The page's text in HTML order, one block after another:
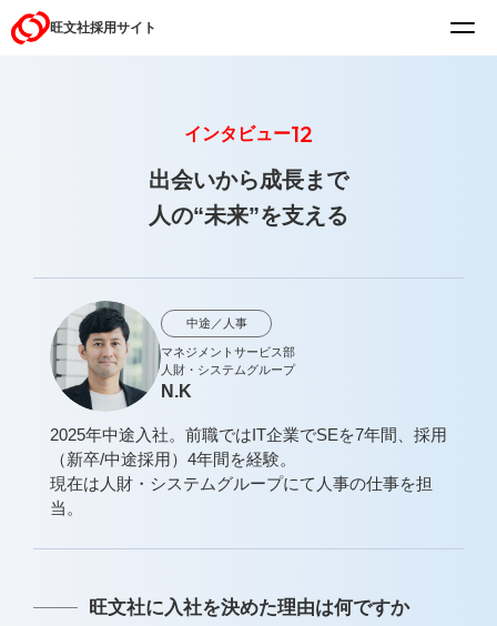
旺文社採用サイト
インタビュー12
出会いから成長まで
人の“未来”を支える
中途／人事
マネジメントサービス部
人財・システムグループ
N.K
2025年中途入社。前職ではIT企業でSEを7年間、採用
（新卒/中途採用）4年間を経験。
現在は人財・システムグループにて人事の仕事を担
当。
旺文社に入社を決めた理由は何ですか